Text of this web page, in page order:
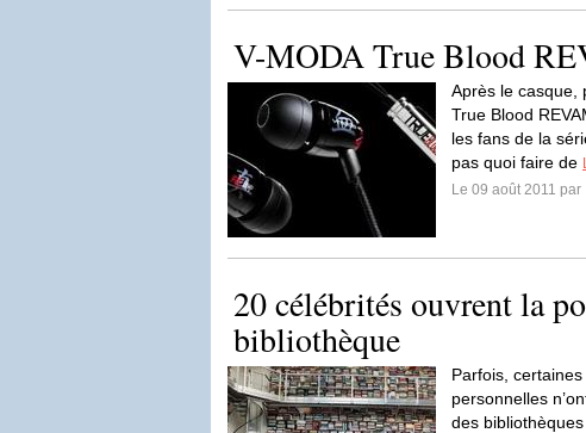
V-MODA True Blood
Après le casque,
True Blood
les fans de la
pas quoi faire de
Le 09 août 2011 par
20 célébrités ouvrent la
bibliothèque
Parfois,
personnelles
des